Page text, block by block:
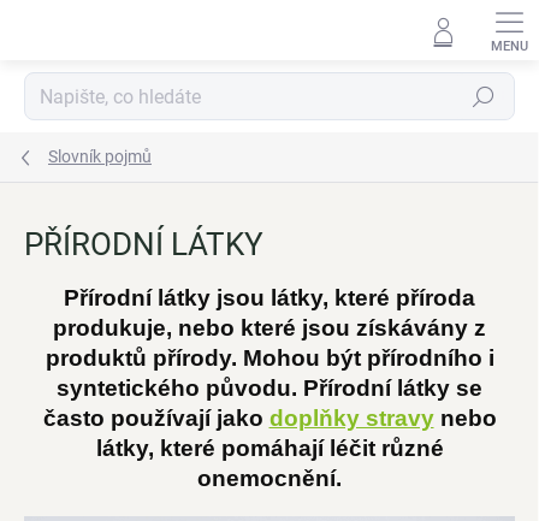
Hledat
Slovník pojmů
PŘÍRODNÍ LÁTKY
Přírodní látky jsou látky, které příroda
produkuje, nebo které jsou získávány z
produktů přírody. Mohou být přírodního i
syntetického původu. Přírodní látky se
často používají jako doplňky stravynebo
látky, které pomáhají léčit různé
onemocnění.